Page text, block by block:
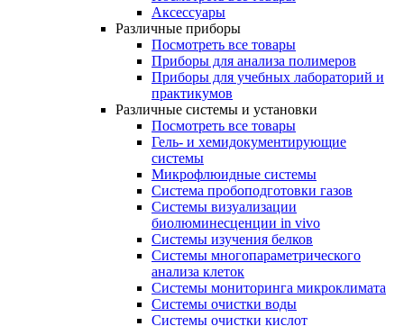
Аксессуары
Различные приборы
Посмотреть все товары
Приборы для анализа полимеров
Приборы для учебных лабораторий и
практикумов
Различные системы и установки
Посмотреть все товары
Гель- и хемидокументирующие
системы
Микрофлюидные системы
Система пробоподготовки газов
Системы визуализации
биолюминесценции in vivo
Системы изучения белков
Системы многопараметрического
анализа клеток
Системы мониторинга микроклимата
Системы очистки воды
Системы очистки кислот